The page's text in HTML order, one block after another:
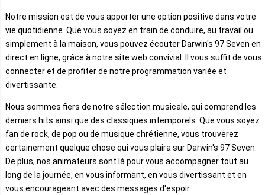
Notre mission est de vous apporter une option positive dans votre
vie quotidienne. Que vous soyez en train de conduire, au travail ou
simplement à la maison, vous pouvez écouter Darwin's 97 Seven en
direct en ligne, grâce à notre site web convivial. Il vous suffit de vous
connecter et de profiter de notre programmation variée et
divertissante.
Nous sommes fiers de notre sélection musicale, qui comprend les
derniers hits ainsi que des classiques intemporels. Que vous soyez
fan de rock, de pop ou de musique chrétienne, vous trouverez
certainement quelque chose qui vous plaira sur Darwin's 97 Seven.
De plus, nos animateurs sont là pour vous accompagner tout au
long de la journée, en vous informant, en vous divertissant et en
vous encourageant avec des messages d'espoir.